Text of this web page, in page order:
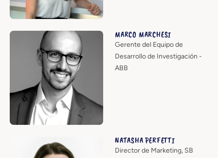
MARCO MARCHESI
Gerente del Equipo de
Desarrollo de Investigación -
ABB
NATASHA PERFETTI
Director de Marketing, SB